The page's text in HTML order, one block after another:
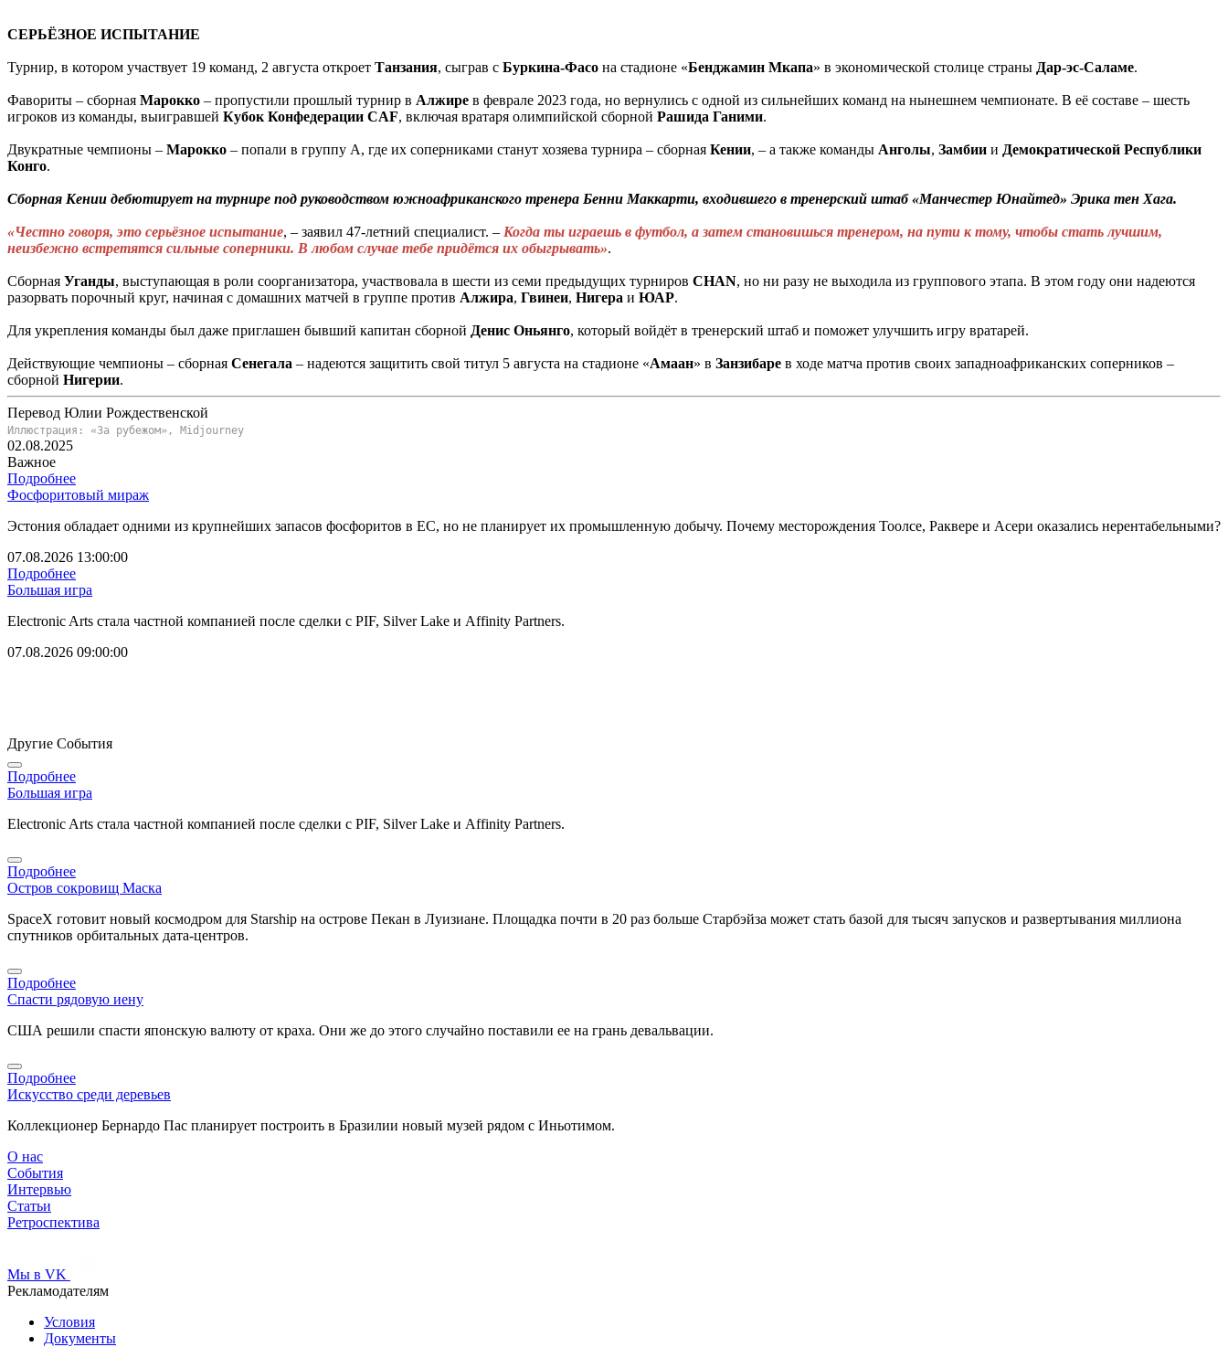
СЕРЬЁЗНОЕ ИСПЫТАНИЕ
Турнир, в котором участвует 19 команд, 2 августа откроет Танзания, сыграв с Буркина-Фасо на стадионе «Бенджамин Мкапа» в экономической столице страны Дар-эс-Саламе.
Фавориты – сборная Марокко – пропустили прошлый турнир в Алжире в феврале 2023 года, но вернулись с одной из сильнейших команд на нынешнем чемпионате. В её составе – шесть
игроков из команды, выигравшей Кубок Конфедерации CAF, включая вратаря олимпийской сборной Рашида Ганими.
Двукратные чемпионы – Марокко – попали в группу А, где их соперниками станут хозяева турнира – сборная Кении, – а также команды Анголы, Замбии и Демократической Республики
Конго.
Сборная Кении дебютирует на турнире под руководством южноафриканского тренера Бенни Маккарти, входившего в тренерский штаб «Манчестер Юнайтед» Эрика тен Хага.
«Честно говоря, это серьёзное испытание, – заявил 47-летний специалист. – Когда ты играешь в футбол, а затем становишься тренером, на пути к тому, чтобы стать лучшим,
неизбежно встретятся сильные соперники. В любом случае тебе придётся их обыгрывать».
Сборная Уганды, выступающая в роли соорганизатора, участвовала в шести из семи предыдущих турниров CHAN, но ни разу не выходила из группового этапа. В этом году они надеются
разорвать порочный круг, начиная с домашних матчей в группе против Алжира, Гвинеи, Нигера и ЮАР.
Для укрепления команды был даже приглашен бывший капитан сборной Денис Оньянго, который войдёт в тренерский штаб и поможет улучшить игру вратарей.
Действующие чемпионы – сборная Сенегала – надеются защитить свой титул 5 августа на стадионе «Амаан» в Занзибаре в ходе матча против своих западноафриканских соперников –
сборной Нигерии.
Перевод Юлии Рождественской
Иллюстрация: «За рубежом», Midjourney
02.08.2025
Важное
Подробнее
Фосфоритовый мираж
Эстония обладает одними из крупнейших запасов фосфоритов в ЕС, но не планирует их промышленную добычу. Почему месторождения Тоолсе, Раквере и Асери оказались нерентабельными?
07.08.2026 13:00:00
Подробнее
Большая игра
Electronic Arts стала частной компанией после сделки с PIF, Silver Lake и Affinity Partners.
07.08.2026 09:00:00
Другие События
Подробнее
Большая игра
Electronic Arts стала частной компанией после сделки с PIF, Silver Lake и Affinity Partners.
Подробнее
Остров сокровищ Маска
SpaceX готовит новый космодром для Starship на острове Пекан в Луизиане. Площадка почти в 20 раз больше Старбэйза может стать базой для тысяч запусков и развертывания миллиона
спутников орбитальных дата-центров.
Подробнее
Спасти рядовую иену
США решили спасти японскую валюту от краха. Они же до этого случайно поставили ее на грань девальвации.
Подробнее
Искусство среди деревьев
Коллекционер Бернардо Пас планирует построить в Бразилии новый музей рядом с Иньотимом.
О нас
События
Интервью
Статьи
Ретроспектива
Мы в VK
Рекламодателям
Условия
Документы